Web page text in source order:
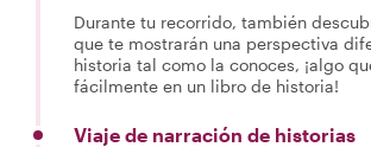
Durante tu recorrido, también
que te mostrarán una perspectiva
historia tal como la conoces, ¡algo
fácilmente en un libro de historia!
Viaje de narración de historias